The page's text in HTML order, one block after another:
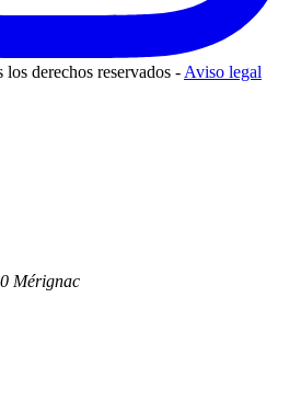
derechos reservados - Aviso legal
Mérignac